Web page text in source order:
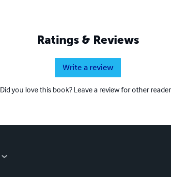
Ratings & Reviews
Write a review
Did you love this book? Leave a review for other